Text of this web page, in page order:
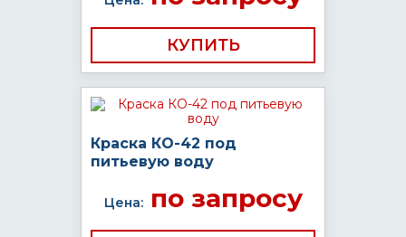
КУПИТЬ
Краска КО-42 под
питьевую воду
Цена:по запросу